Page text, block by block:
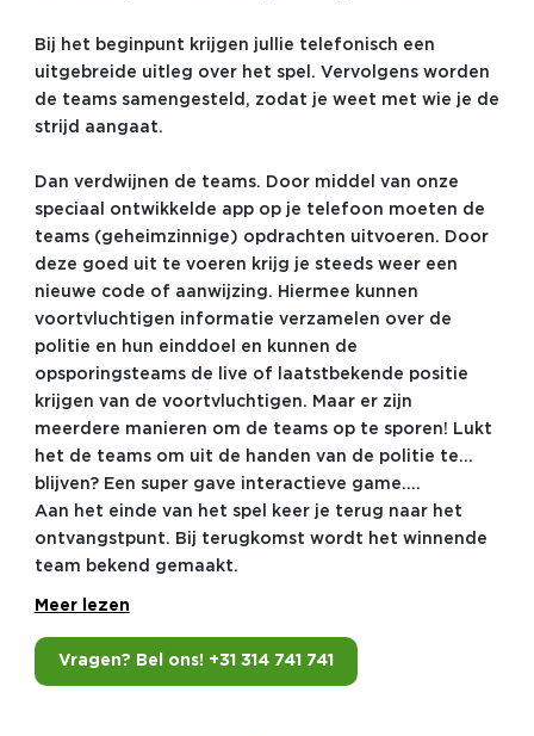
Bij het beginpunt krijgen jullie telefonisch een
uitgebreide uitleg over het spel. Vervolgens worden
de teams samengesteld, zodat je weet met wie je de
strijd aangaat.
Dan verdwijnen de teams. Door middel van onze
speciaal ontwikkelde app op je telefoon moeten de
teams (geheimzinnige) opdrachten uitvoeren. Door
deze goed uit te voeren krijg je steeds weer een
nieuwe code of aanwijzing. Hiermee kunnen
voortvluchtigen informatie verzamelen over de
politie en hun einddoel en kunnen de
opsporingsteams de live of laatstbekende positie
krijgen van de voortvluchtigen. Maar er zijn
meerdere manieren om de teams op te sporen! Lukt
het de teams om uit de handen van de politie te
blijven? Een super gave interactieve game….
Aan het einde van het spel keer je terug naar het
ontvangstpunt. Bij terugkomst wordt het winnende
team bekend gemaakt.
Meer lezen
Vragen? Bel ons! +31 314 741 741